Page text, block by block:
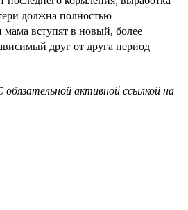
должна полностью
вступят в новый, более
друг от друга период
обязательной активной ссылкой на